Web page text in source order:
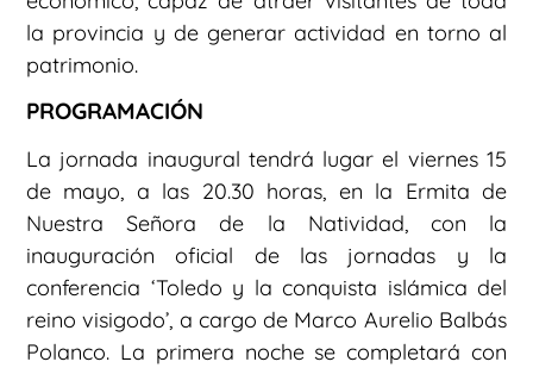
la provincia y de generar actividad en torno al
patrimonio.
PROGRAMACIÓN
La jornada inaugural tendrá lugar el viernes 15
de mayo, a las 20.30 horas, en la Ermita de
Nuestra Señora de la Natividad, con la
inauguración oficial de las jornadas y la
conferencia ‘Toledo y la conquista islámica del
reino visigodo’, a cargo de Marco Aurelio Balbás
Polanco. La primera noche se completará con